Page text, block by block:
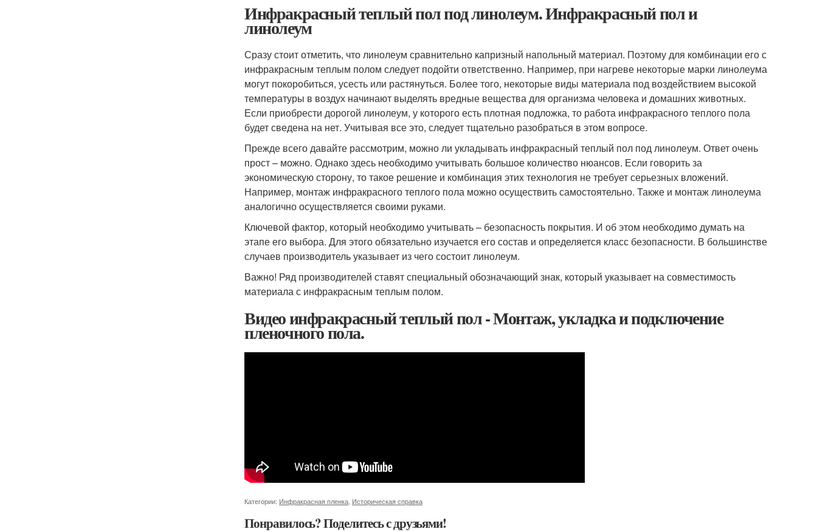
Инфракрасный теплый пол под линолеум. Инфракрасный пол и
линолеум
Сразу стоит отметить, что линолеум сравнительно капризный напольный материал. Поэтому для комбинации его с
инфракрасным теплым полом следует подойти ответственно. Например, при нагреве некоторые марки линолеума
могут покоробиться, усесть или растянуться. Более того, некоторые виды материала под воздействием высокой
температуры в воздух начинают выделять вредные вещества для организма человека и домашних животных.
Если приобрести дорогой линолеум, у которого есть плотная подложка, то работа инфракрасного теплого пола
будет сведена на нет. Учитывая все это, следует тщательно разобраться в этом вопросе.
Прежде всего давайте рассмотрим, можно ли укладывать инфракрасный теплый пол под линолеум. Ответ очень
прост – можно. Однако здесь необходимо учитывать большое количество нюансов. Если говорить за
экономическую сторону, то такое решение и комбинация этих технология не требует серьезных вложений.
Например, монтаж инфракрасного теплого пола можно осуществить самостоятельно. Также и монтаж линолеума
аналогично осуществляется своими руками.
Ключевой фактор, который необходимо учитывать – безопасность покрытия. И об этом необходимо думать на
этапе его выбора. Для этого обязательно изучается его состав и определяется класс безопасности. В большинстве
случаев производитель указывает из чего состоит линолеум.
Важно! Ряд производителей ставят специальный обозначающий знак, который указывает на совместимость
материала с инфракрасным теплым полом.
Видео инфракрасный теплый пол - Монтаж, укладка и подключение
пленочного пола.
Категории: Инфракрасная пленка Историческая справка
Понравилось? Поделитесь с друзьями!